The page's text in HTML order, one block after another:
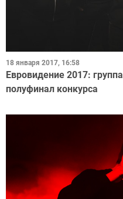
18 января 2017, 16:58
Евровидение 2017:
полуфинал конкурса